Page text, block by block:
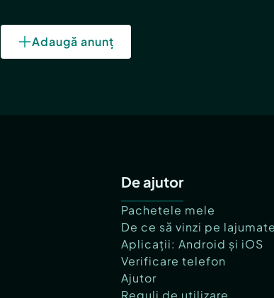
Adaugă anunț
De ajutor
Pachetele mele
De ce să vinzi pe
Aplicații: Android și iOS
Verificare telefon
Ajutor
Reguli de utilizare